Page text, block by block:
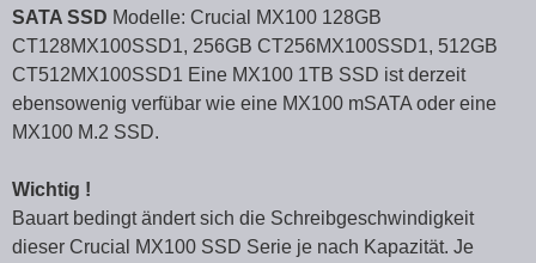
SATA SSD Modelle: Crucial MX100 128GB
CT128MX100SSD1, 256GB CT256MX100SSD1, 512GB
CT512MX100SSD1 Eine MX100 1TB SSD ist derzeit
ebensowenig verfübar wie eine MX100 mSATA oder eine
MX100 M.2 SSD.
Wichtig !
Bauart bedingt ändert sich die Schreibgeschwindigkeit
dieser Crucial MX100 SSD Serie je nach Kapazität. Je